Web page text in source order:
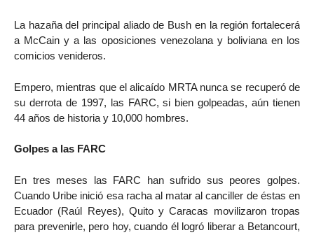
La hazaña del principal aliado de Bush en la región fortalecerá
a McCain y a las oposiciones venezolana y boliviana en los
comicios venideros.
Empero, mientras que el alicaído MRTA nunca se recuperó de
su derrota de 1997, las FARC, si bien golpeadas, aún tienen
44 años de historia y 10,000 hombres.
Golpes a las FARC
En tres meses las FARC han sufrido sus peores golpes.
Cuando Uribe inició esa racha al matar al canciller de éstas en
Ecuador (Raúl Reyes), Quito y Caracas movilizaron tropas
para prevenirle, pero hoy, cuando él logró liberar a Betancourt,